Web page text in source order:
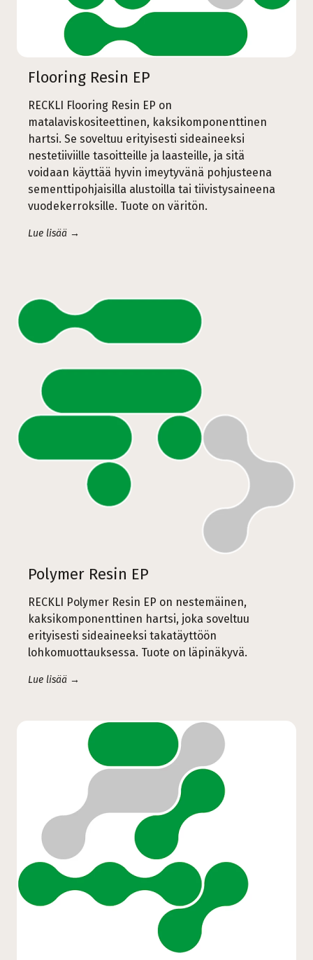
Flooring Resin EP
RECKLI Flooring Resin EP on
matalaviskositeettinen, kaksikomponenttinen
hartsi. Se soveltuu erityisesti sideaineeksi
nestetiiviille tasoitteille ja laasteille, ja sitä
voidaan käyttää hyvin imeytyvänä pohjusteena
sementtipohjaisilla alustoilla tai tiivistysaineena
vuodekerroksille. Tuote on väritön.
Lue lisää →
Polymer Resin EP
RECKLI Polymer Resin EP on nestemäinen,
kaksikomponenttinen hartsi, joka soveltuu
erityisesti sideaineeksi takatäyttöön
lohkomuottauksessa. Tuote on läpinäkyvä.
Lue lisää →